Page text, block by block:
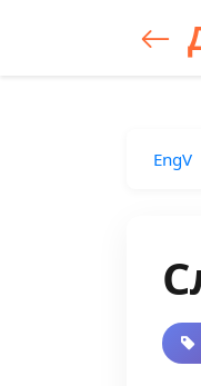
EngV